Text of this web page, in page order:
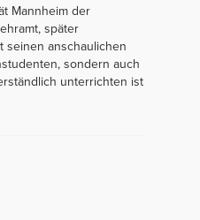
Mannheim der
später
seinen anschaulichen
sondern auch
unterrichten ist